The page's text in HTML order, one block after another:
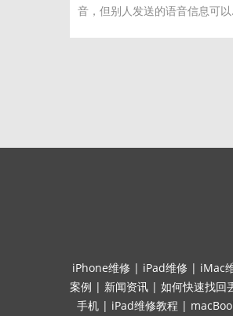
音，但别人发送的语音信息可
iPhone维修 | iPad维修 | iMac
案例 | 新闻资讯 | 如何快速找回
手机 | iPad维修教程 |